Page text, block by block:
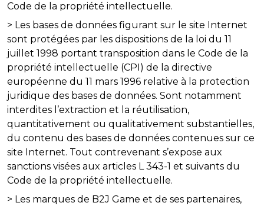
Code de la propriété intellectuelle.
> Les bases de données figurant sur le site Internet
sont protégées par les dispositions de la loi du 11
juillet 1998 portant transposition dans le Code de la
propriété intellectuelle (CPI) de la directive
européenne du 11 mars 1996 relative à la protection
juridique des bases de données. Sont notamment
interdites l’extraction et la réutilisation,
quantitativement ou qualitativement substantielles,
du contenu des bases de données contenues sur ce
site Internet. Tout contrevenant s’expose aux
sanctions visées aux articles L 343-1 et suivants du
Code de la propriété intellectuelle.
> Les marques de B2J Game et de ses partenaires,